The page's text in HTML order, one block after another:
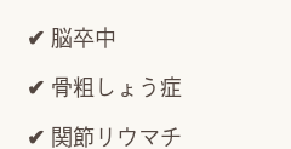
脳卒中
骨粗しょう症
関節リウマチ